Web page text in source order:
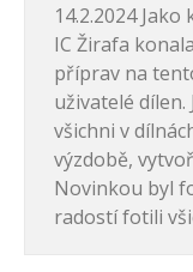
14.2.2024
IC Žirafa
příprav na
uživatelé
všichni v
výzdobě,
Novinkou byl
radostí fotili